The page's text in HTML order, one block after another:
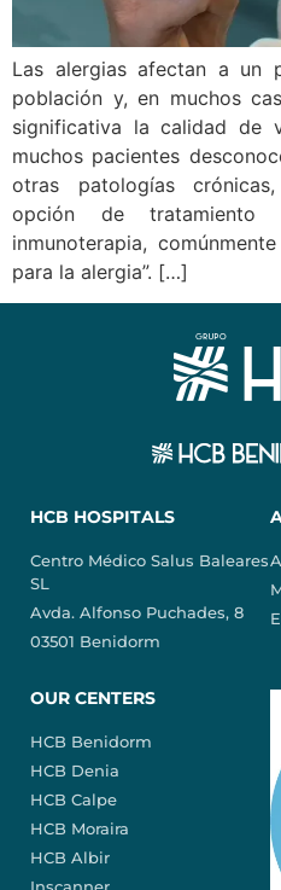
Las alergias afectan a un
población y, en muchos
significativa la calidad de
muchos pacientes
otras patologías
opción de
inmunoterapia,
para la alergia”. […]
HCB HOSPITALS
Centro Médico Salus Baleares
SL
Avda. Alfonso Puchades, 8
03501 Benidorm
OUR CENTERS
HCB Benidorm
HCB Denia
HCB Calpe
HCB Moraira
HCB Albir